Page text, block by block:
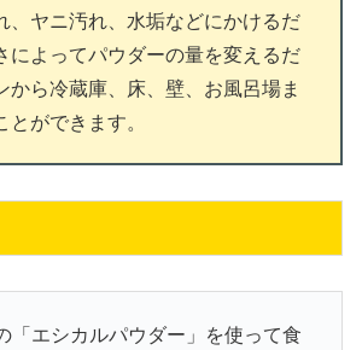
、ヤニ汚れ、水垢などにかけるだ
によってパウダーの量を変えるだ
から冷蔵庫、床、壁、お風呂場ま
とができます。
「エシカルパウダー」を使って食